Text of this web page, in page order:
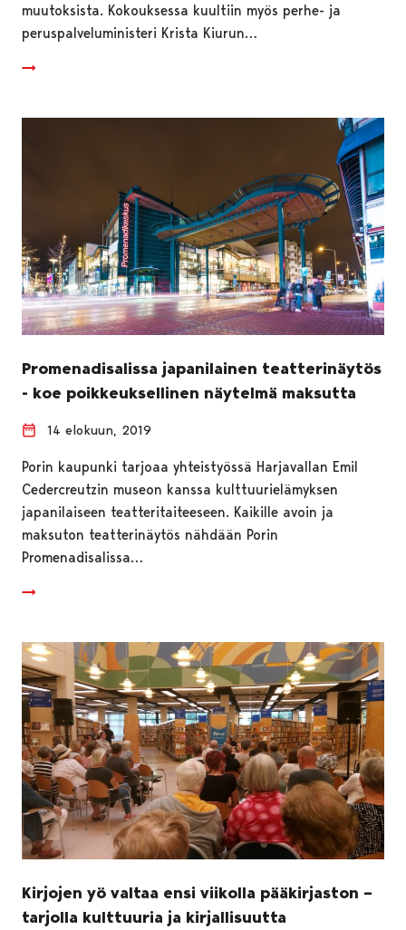
muutoksista. Kokouksessa kuultiin myös perhe- ja
peruspalveluministeri Krista Kiurun…
Promenadisalissa japanilainen teatterinäytös
- koe poikkeuksellinen näytelmä maksutta
14 elokuun, 2019
Porin kaupunki tarjoaa yhteistyössä Harjavallan Emil
Cedercreutzin museon kanssa kulttuurielämyksen
japanilaiseen teatteritaiteeseen. Kaikille avoin ja
maksuton teatterinäytös nähdään Porin
Promenadisalissa…
Kirjojen yö valtaa ensi viikolla pääkirjaston –
tarjolla kulttuuria ja kirjallisuutta